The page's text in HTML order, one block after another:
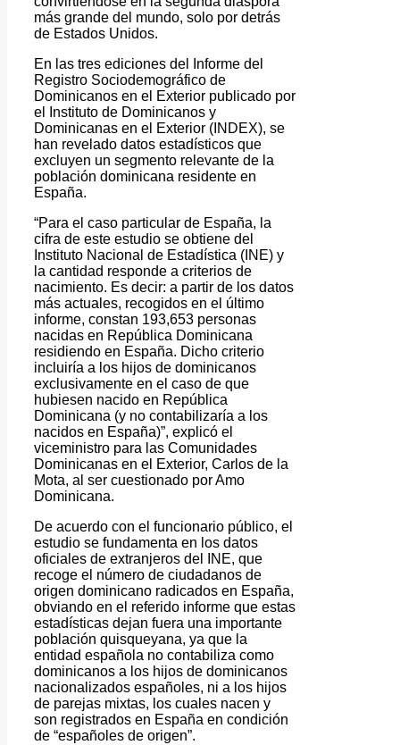
más grande del mundo, solo por detrás
de Estados Unidos.
En las tres ediciones del Informe del
Registro Sociodemográfico de
Dominicanos en el Exterior publicado por
el Instituto de Dominicanos y
Dominicanas en el Exterior (INDEX), se
han revelado datos estadísticos que
excluyen un segmento relevante de la
población dominicana residente en
España.
“Para el caso particular de España, la
cifra de este estudio se obtiene del
Instituto Nacional de Estadística (INE) y
la cantidad responde a criterios de
nacimiento. Es decir: a partir de los datos
más actuales, recogidos en el último
informe, constan 193,653 personas
nacidas en República Dominicana
residiendo en España. Dicho criterio
incluiría a los hijos de dominicanos
exclusivamente en el caso de que
hubiesen nacido en República
Dominicana (y no contabilizaría a los
nacidos en España)”, explicó el
viceministro para las Comunidades
Dominicanas en el Exterior, Carlos de la
Mota, al ser cuestionado por Amo
Dominicana.
De acuerdo con el funcionario público, el
estudio se fundamenta en los datos
oficiales de extranjeros del INE, que
recoge el número de ciudadanos de
origen dominicano radicados en España,
obviando en el referido informe que estas
estadísticas dejan fuera una importante
población quisqueyana, ya que la
entidad española no contabiliza como
dominicanos a los hijos de dominicanos
nacionalizados españoles, ni a los hijos
de parejas mixtas, los cuales nacen y
son registrados en España en condición
de “españoles de origen”.